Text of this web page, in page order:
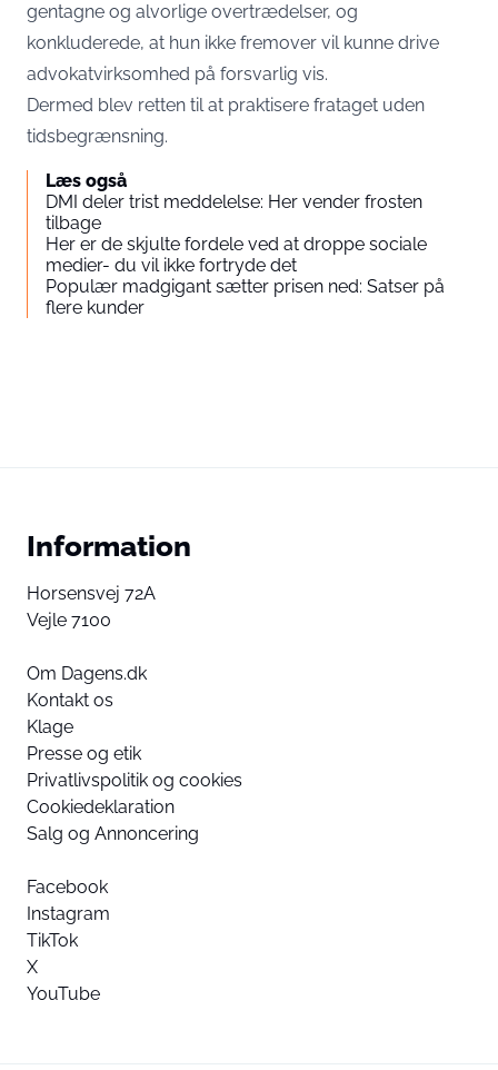
gentagne og alvorlige overtrædelser, og
konkluderede, at hun ikke fremover vil kunne drive
advokatvirksomhed på forsvarlig vis.
Dermed blev retten til at praktisere frataget uden
tidsbegrænsning.
Læs også
DMI deler trist meddelelse: Her vender frosten
tilbage
Her er de skjulte fordele ved at droppe sociale
medier- du vil ikke fortryde det
Populær madgigant sætter prisen ned: Satser på
flere kunder
Information
Horsensvej 72A
Vejle 7100
Om Dagens.dk
Kontakt os
Klage
Presse og etik
Privatlivspolitik og cookies
Cookiedeklaration
Salg og Annoncering
Facebook
Instagram
TikTok
X
YouTube